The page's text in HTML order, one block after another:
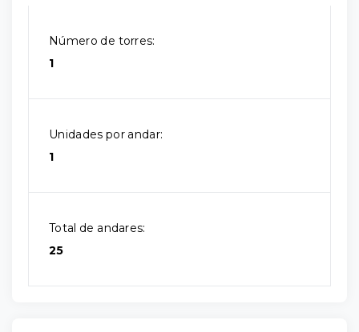
Número de torres:
1
Unidades por andar:
1
Total de andares:
25